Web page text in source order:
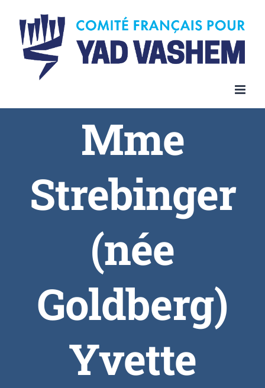
content
Mme
Strebinger
(née
Goldberg)
Yvette